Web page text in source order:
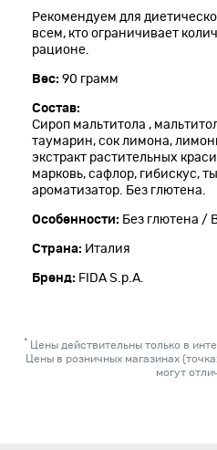
Рекомендуем для
всем, кто ограничивает
рационе.
Вес: 90 грамм
Состав:
Сироп мальтитола ,
таумарин, сок лимона,
экстракт растительных
марковь, сафлор, гибискус,
ароматизатор. Без глютена.
Особенности: Без глютена /
Страна: Италия
Бренд: FIDA S.p.A.
* Цены действительны только в
Цены в розничных магазинах
могут